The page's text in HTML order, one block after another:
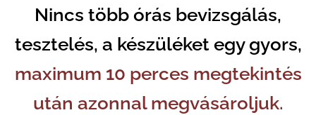
Nincs több órás bevizsgálás,
tesztelés, a készüléketegy gyors,
maximum 10 perces megtekintés
után azonnal megvásároljuk.